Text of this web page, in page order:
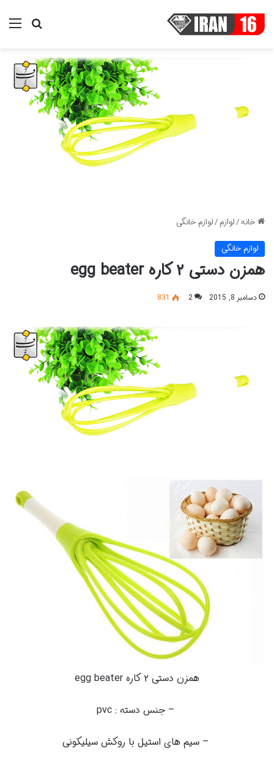
خانه/لوازم/لوازم خانگی
لوازم خانگی
همزن دستی ۲ کاره egg beater
دسامبر 8, 2015 2
831
همزن دستی ۲ کاره egg beater
– جنس دسته : pvc
– سیم های استیل با روکش سیلیکونی